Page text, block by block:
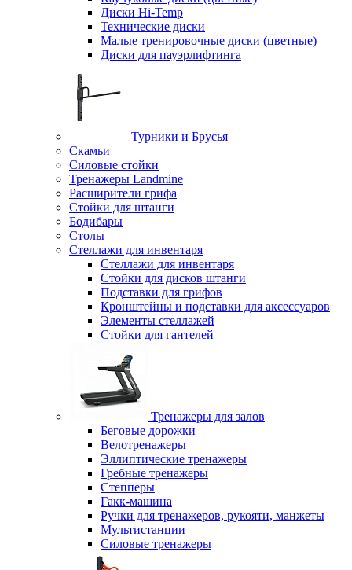
Диски Hi-Temp
Технические диски
Малые тренировочные диски (цветные)
Диски для пауэрлифтинга
Турники и Брусья
Скамьи
Силовые стойки
Тренажеры Landmine
Расширители грифа
Стойки для штанги
Бодибары
Столы
Стеллажи для инвентаря
Стеллажи для инвентаря
Стойки для дисков штанги
Подставки для грифов
Кронштейны и подставки для аксессуаров
Элементы стеллажей
Стойки для гантелей
Тренажеры для залов
Беговые дорожки
Велотренажеры
Эллиптические тренажеры
Гребные тренажеры
Степперы
Гакк-машина
Ручки для тренажеров, рукояти, манжеты
Мультистанции
Силовые тренажеры